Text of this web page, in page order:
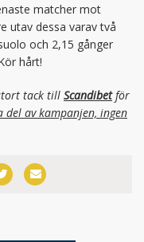
matcher mot
utav dessa varav två
och 2,15 gånger
hårt!
tack till Scandibet för
av kampanjen, ingen